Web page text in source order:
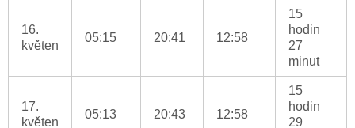
16.
květen
05:15 20:41 12:58
15
hodin
27
minut
17.
květen
05:13 20:43 12:58
15
hodin
29